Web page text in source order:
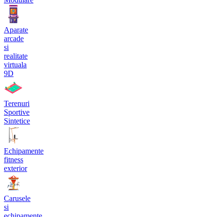
Aparate
arcade
si
realitate
virtuala
9D
Terenuri
Sportive
Sintetice
Echipamente
fitness
exterior
Carusele
si